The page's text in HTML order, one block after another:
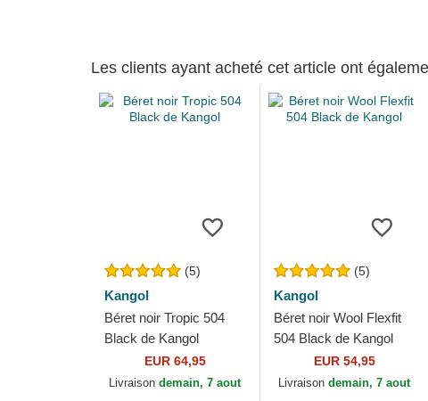
Les clients ayant acheté cet article ont
(5)
Kangol
Béret noir Tropic 504
Black de Kangol
EUR 64,95
Livraisondemain, 7 aout
(5)
Kangol
Béret noir Wool Flexfit
504 Black de Kangol
EUR 54,95
Livraisondemain, 7 aout